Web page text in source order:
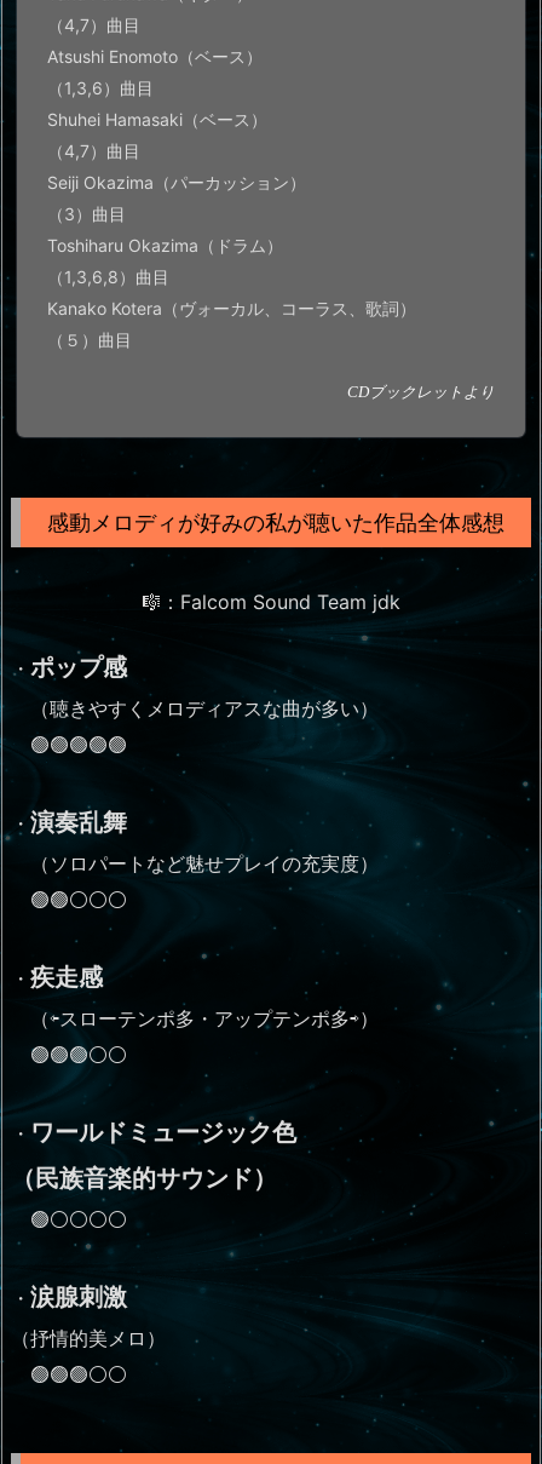
（4,7）曲目
Atsushi Enomoto（ベース）
（1,3,6）曲目
Shuhei Hamasaki（ベース）
（4,7）曲目
Seiji Okazima（パーカッション）
（3）曲目
Toshiharu Okazima（ドラム）
（1,3,6,8）曲目
Kanako Kotera（ヴォーカル、コーラス、歌詞）
（５）曲目
CDブックレットより
感動メロディが好みの私が聴いた作品全体感想
🎼：Falcom Sound Team jdk
・ ポップ感
（聴きやすくメロディアスな曲が多い）
🟢🟢🟢🟢🟢
・ 演奏乱舞
（ソロパートなど魅せプレイの充実度）
🟢🟢⚪⚪⚪
・ 疾走感
（⇦スローテンポ多・アップテンポ多⇨）
🟢🟢🟢⚪⚪
・ ワールドミュージック色
（民族音楽的サウンド）
🟢⚪⚪⚪⚪
・ 涙腺刺激
（抒情的美メロ）
🟢🟢🟢⚪⚪